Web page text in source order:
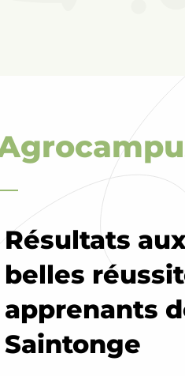
Résultats
belles
apprenants
Saintonge